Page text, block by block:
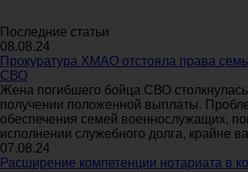
Последние статьи
08.08.24
Прокуратура ХМАО отстояла права
СВО
Жена погибшего бойца СВО столкнулась
получении положенной выплаты.
обеспечения семей военнослужащих,
исполнении служебного долга, крайне
07.08.24
Расширение компетенции нотариата в